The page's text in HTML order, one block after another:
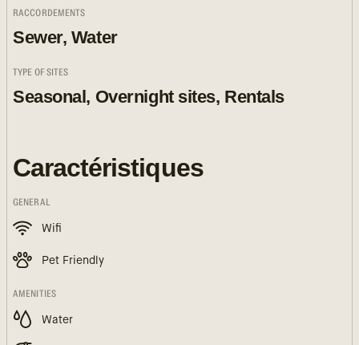
RACCORDEMENTS
Sewer, Water
TYPE OF SITES
Seasonal, Overnight sites, Rentals
Caractéristiques
GENERAL
Wifi
Pet Friendly
AMENITIES
Water